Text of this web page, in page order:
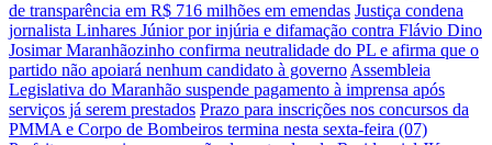
de transparência em R$ 716 milhões em emendas Justiça condena
jornalista Linhares Júnior por injúria e difamação contra Flávio Dino
Josimar Maranhãozinho confirma neutralidade do PL e afirma que o
partido não apoiará nenhum candidato à governo Assembleia
Legislativa do Maranhão suspende pagamento à imprensa após
serviços já serem prestados Prazo para inscrições nos concursos da
PMMA e Corpo de Bombeiros termina nesta sexta-feira (07)